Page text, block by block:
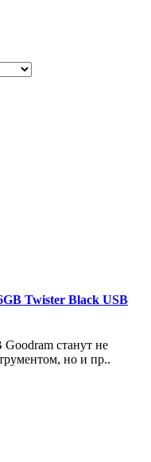
Twister Black USB
станут не
но и пр..